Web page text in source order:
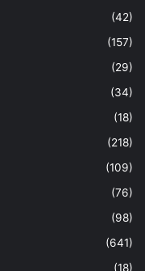
(42)
(157)
(29)
(34)
(18)
(218)
(109)
(76)
(98)
(641)
(18)